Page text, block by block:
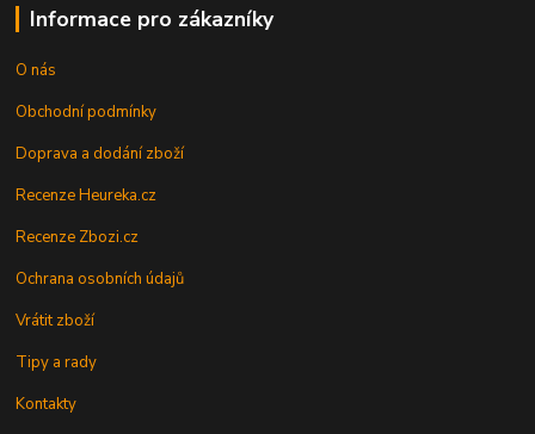
Informace pro zákazníky
O nás
Obchodní podmínky
Doprava a dodání zboží
Recenze Heureka.cz
Recenze Zbozi.cz
Ochrana osobních údajů
Vrátit zboží
Tipy a rady
Kontakty